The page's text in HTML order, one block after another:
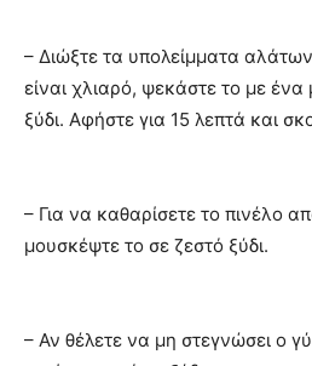
– Διώξτε τα υπολείμματα
είναι χλιαρό, ψεκάστε το με
ξύδι. Αφήστε για 15 λεπτά και
– Για να καθαρίσετε το πινέλο
μουσκέψτε το σε ζεστό ξύδι.
– Αν θέλετε να μη στεγνώσει ο